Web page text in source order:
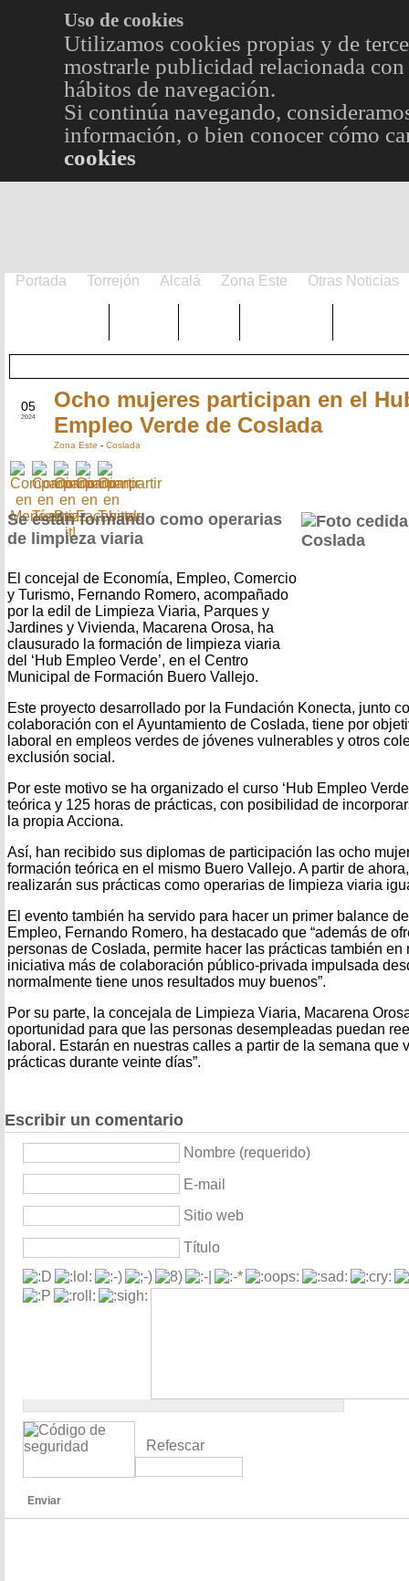
Uso de cookies
Utilizamos cookies propias y de
mostrarle publicidad relacionada
hábitos de navegación.
Si continúa navegando,
información, o bien conocer cómo
cookies
Portada Torrejón Alcalá Zona Este Otras Noticias
05
2024
Ocho mujeres participan en el
Empleo Verde de Coslada
Zona Este - Coslada
Se están formando como operarias
de limpieza viaria
El concejal de Economía, Empleo, Comercio
y Turismo, Fernando Romero, acompañado
por la edil de Limpieza Viaria, Parques y
Jardines y Vivienda, Macarena Orosa, ha
clausurado la formación de limpieza viaria
del ‘Hub Empleo Verde’, en el Centro
Municipal de Formación Buero Vallejo.
Este proyecto desarrollado por la Fundación Konecta, junto
colaboración con el Ayuntamiento de Coslada, tiene por
laboral en empleos verdes de jóvenes vulnerables y otros
exclusión social.
Por este motivo se ha organizado el curso ‘Hub Empleo
teórica y 125 horas de prácticas, con posibilidad de
la propia Acciona.
Así, han recibido sus diplomas de participación las ocho
formación teórica en el mismo Buero Vallejo. A partir de
realizarán sus prácticas como operarias de limpieza viaria
El evento también ha servido para hacer un primer balance
Empleo, Fernando Romero, ha destacado que “además de
personas de Coslada, permite hacer las prácticas también en
iniciativa más de colaboración público-privada impulsada
normalmente tiene unos resultados muy buenos”.
Por su parte, la concejala de Limpieza Viaria, Macarena
oportunidad para que las personas desempleadas puedan
laboral. Estarán en nuestras calles a partir de la semana que
prácticas durante veinte días”.
Escribir un comentario
Nombre (requerido)
E-mail
Sitio web
Título
Refescar
Enviar